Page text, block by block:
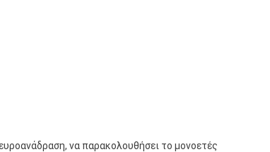
να παρακολουθήσει το μονοετές